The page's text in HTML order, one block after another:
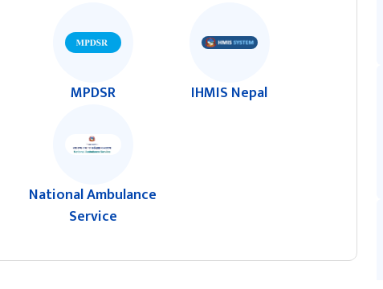
MPDSR IHMIS Nepal
National Ambulance
Service